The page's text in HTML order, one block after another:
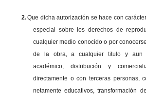
2.Que dicha autorización se hace con
especial sobre los derechos de
cualquier medio conocido o por
de la obra, a cualquier titulo y aun
académico, distribución y
directamente o con terceras personas,
netamente educativos, transformación